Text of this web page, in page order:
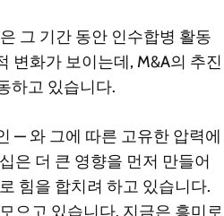
그 기간 동안 인수합병 활동
변화가 보이는데, M&A의 추진
하고 있습니다.
— 와 그에 따른 고유한 압력에
은 더 큰 영향을 먼저 만들어
힘을 합치려 하고 있습니다.
으고 있습니다. 지금은 흥미로